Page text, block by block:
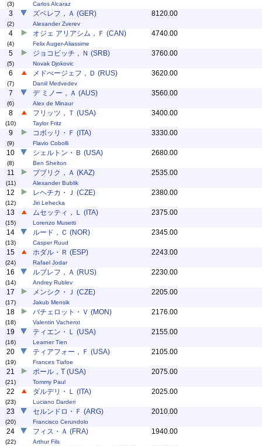
(3) Carlos Alcaraz
3
(2)
ズベレフ，Ａ (GER)
Alexander Zverev
8120.00
4
(4)
オジェ アリアシム，Ｆ (CAN)
Felix Auger-Aliassime
4740.00
5
(5)
ジョコビッチ，Ｎ (SRB)
Novak Djokovic
3760.00
6
(7)
メドべージェフ，Ｄ (RUS)
Daniil Medvedev
3620.00
7
(6)
デ ミノー，Ａ (AUS)
Alex de Minaur
3560.00
8
(10)
フリッツ，Ｔ (USA)
Taylor Fritz
3400.00
9
(9)
コボッリ・Ｆ (ITA)
Flavio Cobolli
3330.00
10
(8)
シェルトン・Ｂ (USA)
Ben Shelton
2680.00
11
(11)
ブブリク，Ａ (KAZ)
Alexander Bublik
2535.00
12
(12)
レヘチカ・Ｊ (CZE)
Jiri Lehecka
2380.00
13
(15)
ムセッティ，Ｌ (ITA)
Lorenzo Musetti
2375.00
14
(13)
ルード，Ｃ (NOR)
Casper Ruud
2345.00
15
(24)
ホダル・Ｒ (ESP)
Rafael Jodar
2243.00
16
(14)
ルブレフ，Ａ (RUS)
Andrey Rublev
2230.00
17
(17)
メンシク・Ｊ (CZE)
Jakub Mensik
2205.00
18
(18)
バチェロット・Ｖ (MON)
Valentin Vacherot
2176.00
19
(16)
ティエン・Ｌ (USA)
Learner Tien
2155.00
20
(19)
ティアフォー，Ｆ (USA)
Frances Tiafoe
2105.00
21
(21)
ポール，T (USA)
Tommy Paul
2075.00
22
(23)
ダルデリ・Ｌ (ITA)
Luciano Darderi
2025.00
23
(20)
セルンドロ・Ｆ (ARG)
Francisco Cerundolo
2010.00
24
(22)
フィス・Ａ (FRA)
Arthur Fils
1940.00